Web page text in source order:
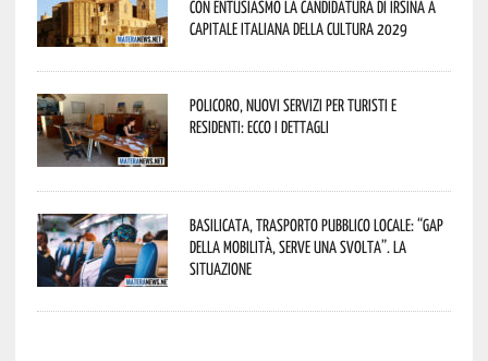
con entusiasmo la candidatura di Irsina a
Capitale Italiana della Cultura 2029
Policoro, nuovi servizi per turisti e
residenti: ecco i dettagli
Basilicata, trasporto pubblico locale: “Gap
della mobilità, serve una svolta”. La
situazione